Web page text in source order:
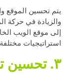
يتم تحسين الموقع
والزيادة في حركة
إلى موقع الويب
استراتيجيات
٣. تحسين تجربة المستخدم